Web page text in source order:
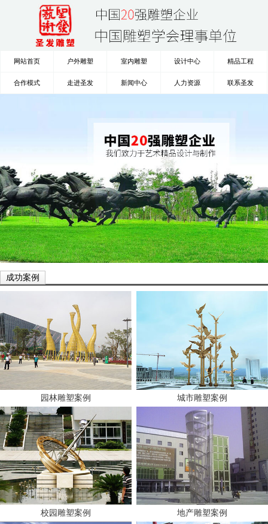
网站首页 户外雕塑 室内雕塑 设计中心 精品工程
合作模式 走进圣发 新闻中心 人力资源 联系圣发
成功案例
园林雕塑案例
校园雕塑案例
城市雕塑案例
地产雕塑案例